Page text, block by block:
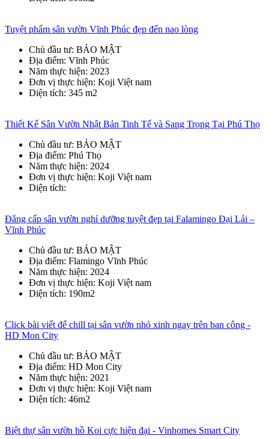
Tuyệt phẩm sân vườn Vĩnh Phúc đẹp đến nao lòng
Chủ đầu tư: BẢO MẬT
Địa điểm: Vĩnh Phúc
Năm thực hiện: 2023
Đơn vị thực hiện: Koji Việt nam
Diện tích: 345 m2
Thiết Kế Sân Vườn Nhật Bản Tinh Tế và Sang Trọng Tại Phú Thọ
Chủ đầu tư: BẢO MẬT
Địa điểm: Phú Thọ
Năm thực hiện: 2024
Đơn vị thực hiện: Koji Việt nam
Diện tích:
Đẳng cấp sân vườn nghỉ dưỡng tuyệt đẹp tại Falamingo Đại Lải –
Vĩnh Phúc
Chủ đầu tư: BẢO MẬT
Địa điểm: Flamingo Vĩnh Phúc
Năm thực hiện: 2024
Đơn vị thực hiện: Koji Việt nam
Diện tích: 190m2
Click bài viết để chill tại sân vườn nhỏ xinh ngay trên ban công -
HD Mon City
Chủ đầu tư: BẢO MẬT
Địa điểm: HD Mon City
Năm thực hiện: 2021
Đơn vị thực hiện: Koji Việt nam
Diện tích: 46m2
Biệt thự sân vườn hồ Koi cực hiện đại - Vinhomes Smart City